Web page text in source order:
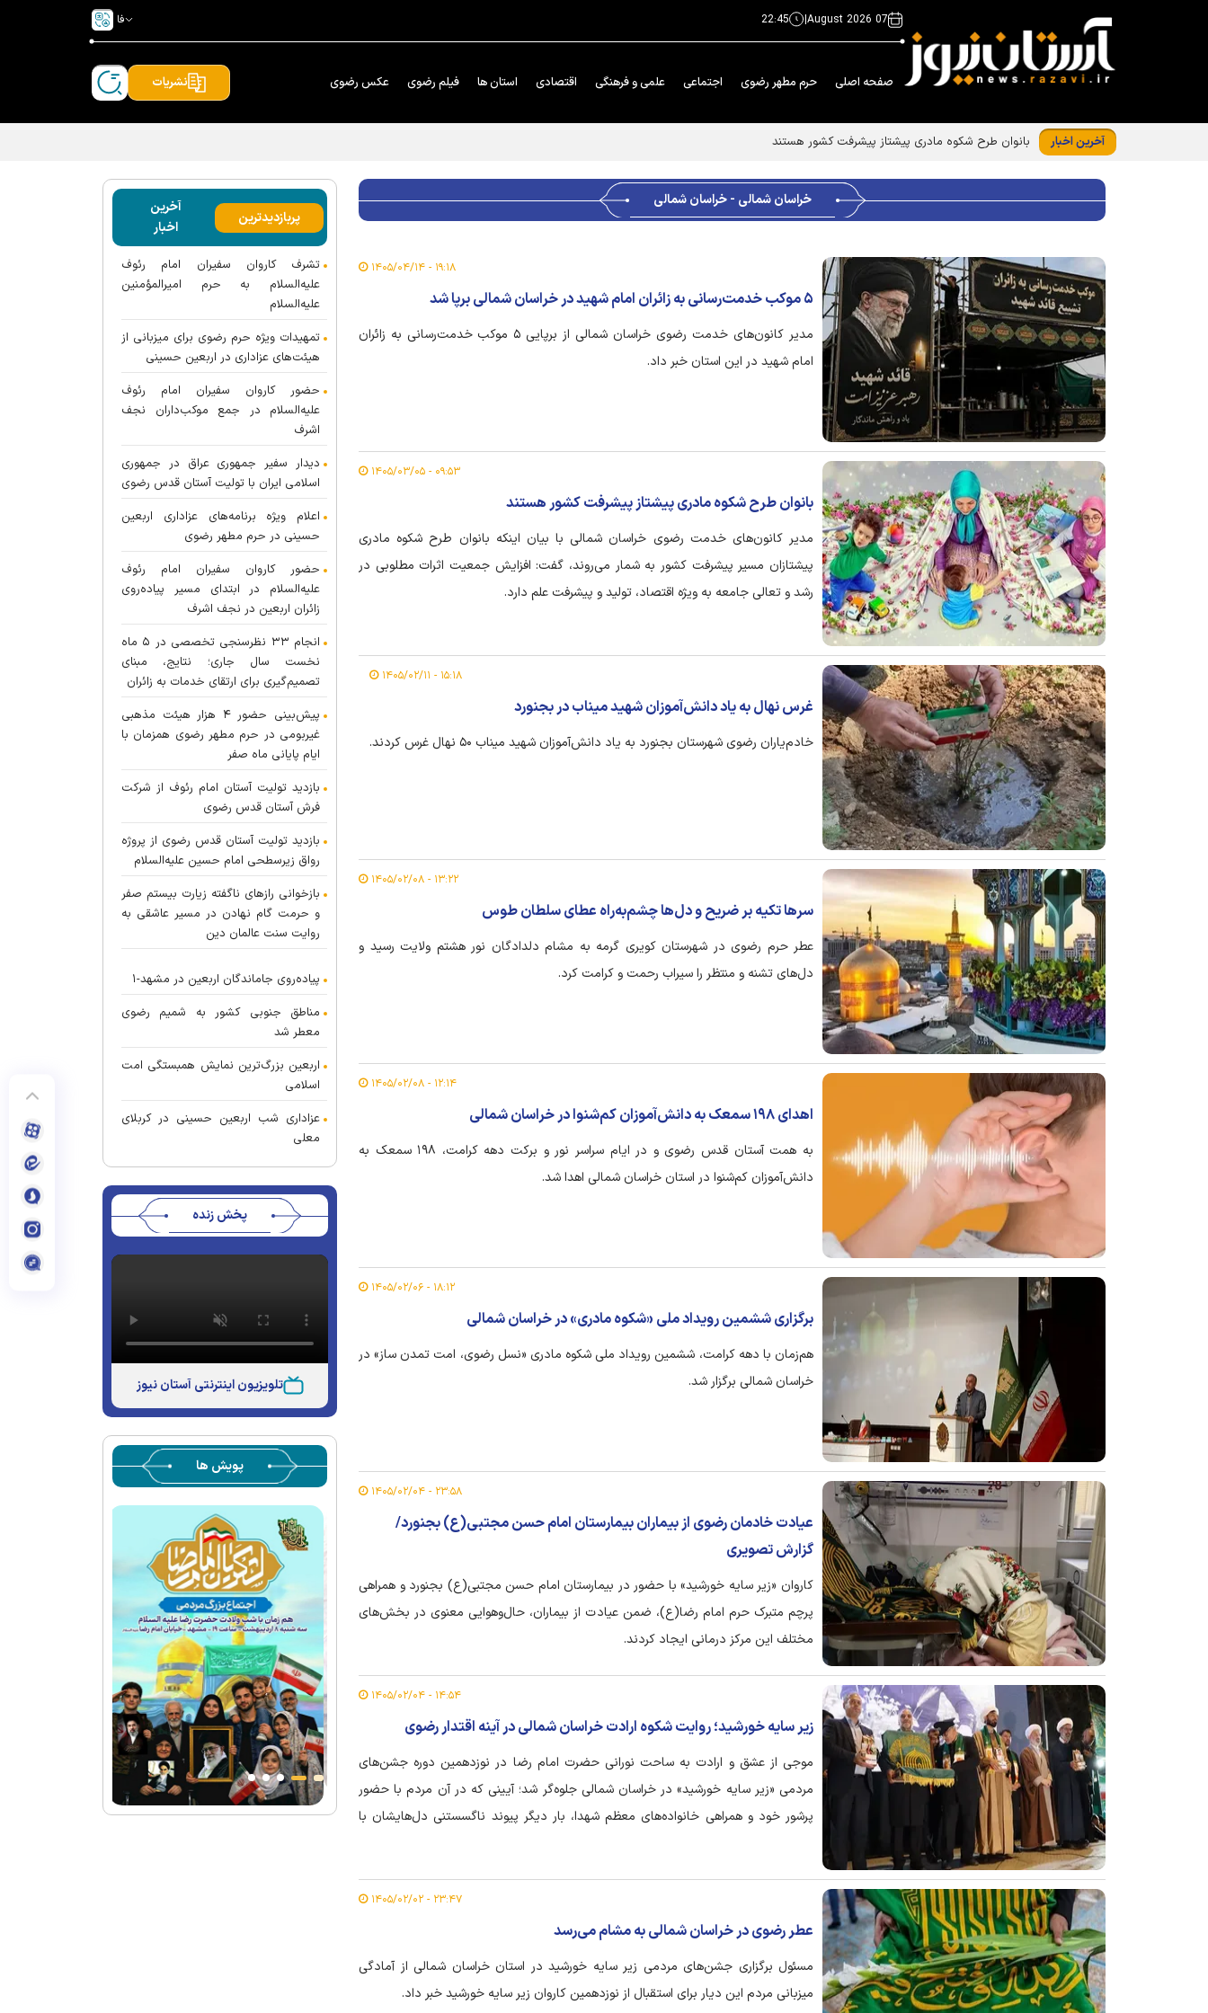
07 August 2026
|
22:45 فا
صفحه اصلی حرم مطهر رضوی اجتماعی علمی و فرهنگی اقتصادی استان ها فیلم رضوی عکس رضوی نشریات
آخرین اخبار
خراسان شمالی - خراسان شمالی
۱۹:۱۸ - ۱۴۰۵/۰۴/۱۴
۵ موکب خدمت‌رسانی به زائران امام شهید در خراسان شمالی برپا شد
مدیر کانون‌های خدمت رضوی خراسان شمالی از برپایی ۵ موکب خدمت‌رسانی به زائران
امام شهید در این استان خبر داد.
۰۹:۵۳ - ۱۴۰۵/۰۳/۰۵
بانوان طرح شکوه مادری پیشتاز پیشرفت کشور هستند
مدیر کانون‌های خدمت رضوی خراسان شمالی با بیان اینکه بانوان طرح شکوه مادری
پیشتازان مسیر پیشرفت کشور به شمار می‌روند، گفت: افزایش جمعیت اثرات مطلوبی در
رشد و تعالی جامعه به ویژه اقتصاد، تولید و پیشرفت علم دارد.
۱۵:۱۸ - ۱۴۰۵/۰۲/۱۱
غرس نهال به یاد دانش‌آموزان شهید میناب در بجنورد
خادم‌یاران رضوی شهرستان بجنورد به یاد دانش‌آموزان شهید میناب ۵۰ نهال غرس کردند.
۱۳:۲۲ - ۱۴۰۵/۰۲/۰۸
سرها تکیه بر ضریح و دل‌ها چشم‌به‌راه عطای سلطان طوس
عطر حرم رضوی در شهرستان کویری گرمه به مشام دلدادگان نور هشتم ولایت رسید و
دل‌های تشنه و منتظر را سیراب رحمت و کرامت کرد.
۱۲:۱۴ - ۱۴۰۵/۰۲/۰۸
اهدای ۱۹۸ سمعک به دانش‌آموزان کم‌شنوا در خراسان شمالی
به همت آستان قدس رضوی و در ایام سراسر نور و برکت دهه کرامت، ۱۹۸ سمعک به
دانش‌آموزان کم‌شنوا در استان خراسان شمالی اهدا شد.
۱۸:۱۲ - ۱۴۰۵/۰۲/۰۶
برگزاری ششمین رویداد ملی «شکوه مادری» در خراسان شمالی
هم‌زمان با دهه کرامت، ششمین رویداد ملی شکوه مادری «نسل رضوی، امت تمدن ساز» در
خراسان شمالی برگزار شد.
۲۳:۵۸ - ۱۴۰۵/۰۲/۰۴
عیادت خادمان رضوی از بیماران بیمارستان امام حسن مجتبی(ع) بجنورد/
گزارش تصویری
کاروان «زیر سایه خورشید» با حضور در بیمارستان امام حسن مجتبی(ع) بجنورد و همراهی
پرچم متبرک حرم امام رضا(ع)، ضمن عیادت از بیماران، حال‌وهوایی معنوی در بخش‌های
مختلف این مرکز درمانی ایجاد کردند.
۱۴:۵۴ - ۱۴۰۵/۰۲/۰۴
زیر سایه خورشید؛ روایت شکوه ارادت خراسان شمالی در آینه اقتدار رضوی
موجی از عشق و ارادت به ساحت نورانی حضرت امام رضا در نوزدهمین دوره جشن‌های
مردمی «زیر سایه خورشید» در خراسان شمالی جلوه‌گر شد؛ آیینی که در آن مردم با حضور
پرشور خود و همراهی خانواده‌های معظم شهدا، بار دیگر پیوند ناگسستنی دل‌هایشان با
۲۳:۴۷ - ۱۴۰۵/۰۲/۰۲
عطر رضوی در خراسان شمالی به مشام می‌رسد
مسئول برگزاری جشن‌های مردمی زیر سایه خورشید در استان خراسان شمالی از آمادگی
میزبانی مردم این دیار برای استقبال از نوزدهمین کاروان زیر سایه خورشید خبر داد.
پربازدیدترین
آخرین
اخبار
تشرف کاروان سفیران امام رئوف
علیه‌السلام به حرم امیرالمؤمنین
علیه‌السلام
تمهیدات ویژه حرم رضوی برای میزبانی از
هیئت‌های عزاداری در اربعین حسینی
حضور کاروان سفیران امام رئوف
علیه‌السلام در جمع موکب‌داران نجف
اشرف
دیدار سفیر جمهوری عراق در جمهوری
اسلامی ایران با تولیت آستان قدس رضوی
اعلام ویژه برنامه‌های عزاداری اربعین
حسینی در حرم مطهر رضوی
حضور کاروان سفیران امام رئوف
علیه‌السلام در ابتدای مسیر پیاده‌روی
زائران اربعین در نجف اشرف
انجام ۳۳ نظرسنجی تخصصی در ۵ ماه
نخست سال جاری؛ نتایج، مبنای
تصمیم‌گیری برای ارتقای خدمات به زائران
پیش‌بینی حضور ۴ هزار هیئت مذهبی
غیربومی در حرم مطهر رضوی همزمان با
ایام پایانی ماه صفر
بازدید تولیت آستان امام رئوف از شرکت
فرش آستان قدس رضوی
بازدید تولیت آستان قدس رضوی از پروژه
رواق زیرسطحی امام حسین علیه‌السلام
بازخوانی راز‌های ناگفته زیارت بیستم صفر
و حرمت گام نهادن در مسیر عاشقی به
روایت سنت عالمان دین
پیاده‌روی جاماندگان اربعین در مشهد-۱
مناطق جنوبی کشور به شمیم رضوی
معطر شد
اربعین بزرگ‌ترین نمایش همبستگی امت
اسلامی
عزاداری شب اربعین حسینی در کربلای
معلی
پخش زنده
تلویزیون اینترنتی آستان نیوز
پویش ها